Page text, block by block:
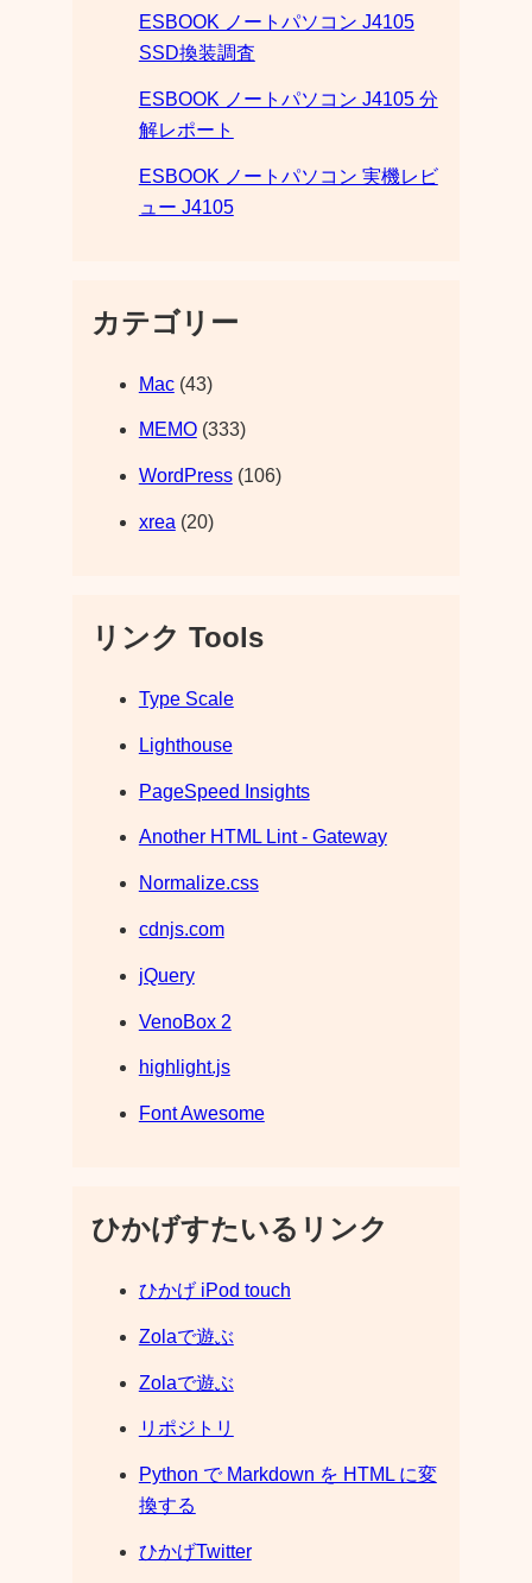
ESBOOK ノートパソコン J4105
SSD換装調査
ESBOOK ノートパソコン J4105 分
解レポート
ESBOOK ノートパソコン 実機レビ
ュー J4105
カテゴリー
Mac(43)
MEMO(333)
WordPress(106)
xrea (20)
リンク Tools
Type Scale
Lighthouse
PageSpeed Insights
Another HTML Lint - Gateway
Normalize.css
cdnjs.com
jQuery
VenoBox 2
highlight.js
Font Awesome
ひかげすたいるリンク
ひかげ iPod touch
Zolaで遊ぶ
Zolaで遊ぶ
リポジトリ
Python で Markdown を HTML に変
換する
ひかげTwitter